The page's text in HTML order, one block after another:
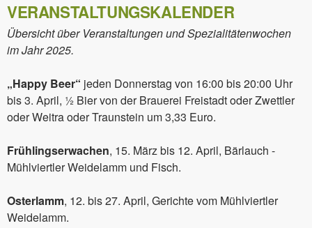
VERANSTALTUNGSKALENDER
Übersicht über Veranstaltungen und Spezialitätenwochen
im Jahr 2025.
„Happy Beer“ jeden Donnerstag von 16:00 bis 20:00 Uhr
bis 3. April, ½ Bier von der Brauerei Freistadt oder Zwettler
oder Weitra oder Traunstein um 3,33 Euro.
Frühlingserwachen, 15. März bis 12. April, Bärlauch -
Mühlviertler Weidelamm und Fisch.
Osterlamm, 12. bis 27. April, Gerichte vom Mühlviertler
Weidelamm.